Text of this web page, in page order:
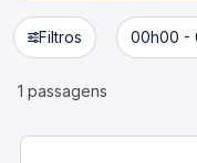
Filtros 00h00 -
1 passagens